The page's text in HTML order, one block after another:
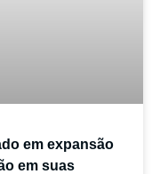
em expansão
em suas